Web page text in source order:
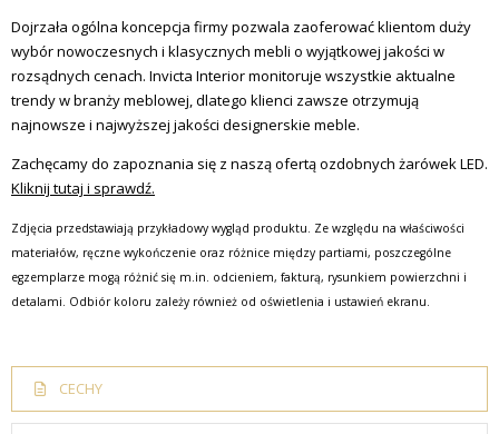
Dojrzała ogólna koncepcja firmy pozwala zaoferować klientom duży
wybór nowoczesnych i klasycznych mebli o wyjątkowej jakości w
rozsądnych cenach. Invicta Interior monitoruje wszystkie aktualne
trendy w branży meblowej, dlatego klienci zawsze otrzymują
najnowsze i najwyższej jakości designerskie meble.
Zachęcamy do zapoznania się z naszą ofertą ozdobnych żarówek LED.
Kliknij tutaj i sprawdź.
Zdjęcia przedstawiają przykładowy wygląd produktu. Ze względu na właściwości
materiałów, ręczne wykończenie oraz różnice między partiami, poszczególne
egzemplarze mogą różnić się m.in. odcieniem, fakturą, rysunkiem powierzchni i
detalami. Odbiór koloru zależy również od oświetlenia i ustawień ekranu.
CECHY